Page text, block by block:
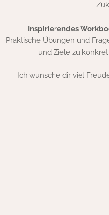
Inspirierendes
Praktische Übungen und
und Ziele zu
Ich wünsche dir viel